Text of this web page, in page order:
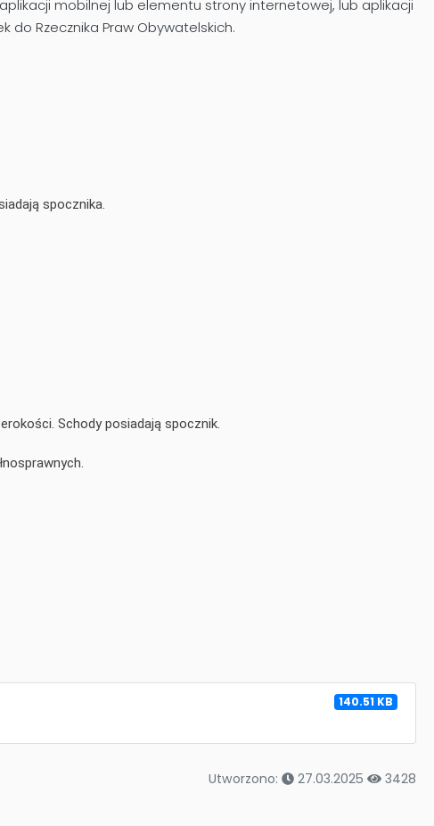
mobilnej lub elementu strony internetowej, lub aplikacji
do Rzecznika Praw Obywatelskich.
spocznika.
Schody posiadają spocznik.
140.51 KB
Utworzono: 27.03.2025 3428